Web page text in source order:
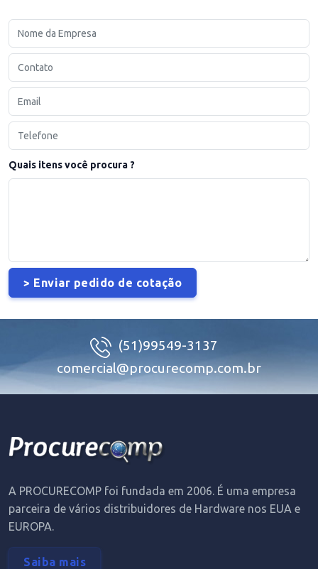
Quais itens você procura ?
(51)99549-3137
comercial@procurecomp.com.br
A PROCURECOMP foi fundada em 2006. É uma empresa
parceira de vários distribuidores de Hardware nos EUA e
EUROPA.
Saiba mais